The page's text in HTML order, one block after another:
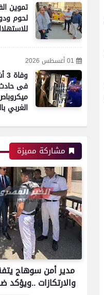
لحوم
01 أغسطس 2026
فى حادث
الغربي
مشاركة مميزة
مدير أمن سوهاج
والارتكازات ..ويؤكد